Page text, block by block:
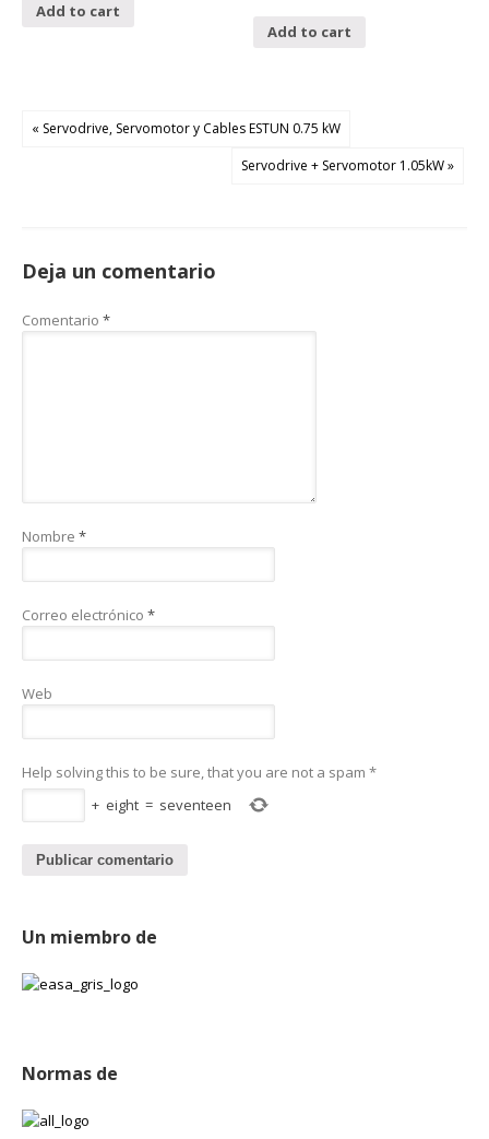
Add to cart
Add to cart
« Servodrive, Servomotor y Cables ESTUN 0.75 kW
Servodrive + Servomotor 1.05kW »
Deja un comentario
Comentario *
Nombre *
Correo electrónico *
Web
Help solving this to be sure, that you are not a spam *
+ eight = seventeen
Un miembro de
Normas de